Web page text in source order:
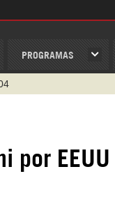
PROGRAMAS
por